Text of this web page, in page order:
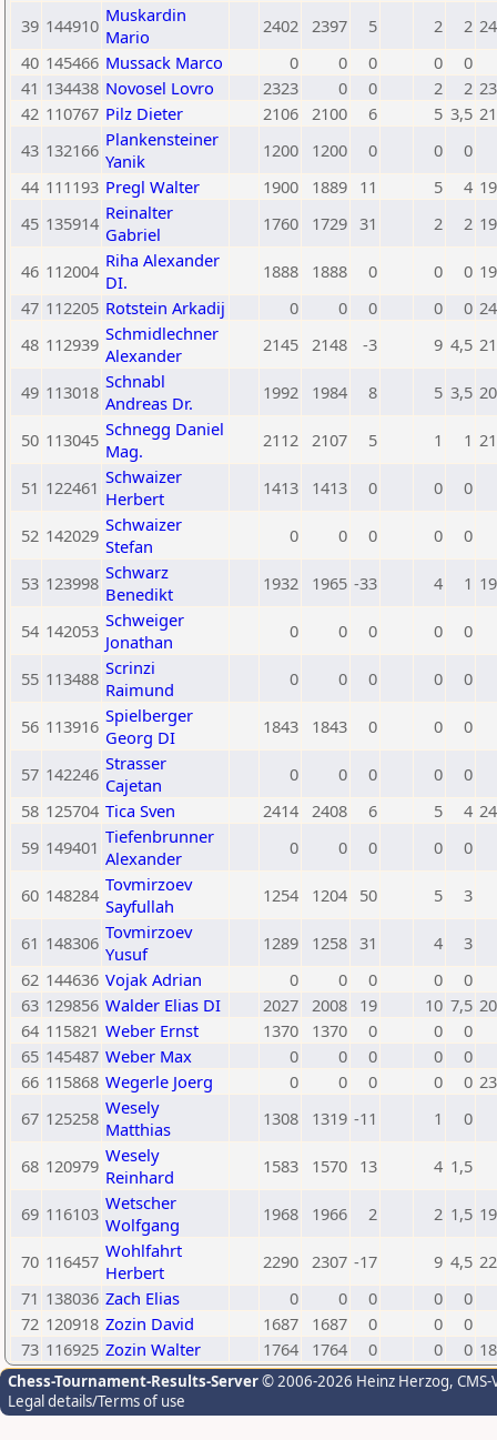
39 144910 Muskardin
Mario
2402 2397 5 2 2
40 145466 Mussack Marco 0 0 0 0
0
41 134438 Novosel Lovro 2323 0 0 2 2
42 110767 Pilz Dieter 2106 2100 6 5 3,5
43 132166 Plankensteiner
Yanik
1200 1200 0 0
0
44 111193 Pregl Walter 1900 1889 11 5 4
45 135914 Reinalter
Gabriel
1760 1729 31 2 2
46 112004 Riha Alexander
DI.
1888 1888 0 0 0
47 112205 Rotstein Arkadij 0 0 0 0 0
48 112939 Schmidlechner
Alexander
2145 2148 -3 9 4,5
49 113018 Schnabl
Andreas Dr.
1992 1984 8 5 3,5
50 113045 Schnegg Daniel
Mag.
2112 2107 5 1 1
51 122461 Schwaizer
Herbert
1413 1413 0 0 0
52 142029 Schwaizer
Stefan
0 0 0 0 0
53 123998 Schwarz
Benedikt
1932 1965 -33 4 1
54 142053 Schweiger
Jonathan
0 0 0 0 0
55 113488 Scrinzi
Raimund
0 0 0 0 0
56 113916 Spielberger
Georg DI
1843 1843 0 0 0
57 142246 Strasser
Cajetan
0 0 0 0
0
58 125704 Tica Sven 2414 2408 6 5 4
59 149401 Tiefenbrunner
Alexander
0 0 0 0 0
60 148284 Tovmirzoev
Sayfullah
1254 1204 50 5 3
61 148306 Tovmirzoev
Yusuf
1289 1258 31 4
3
62 144636 Vojak Adrian 0 0 0 0
0
63 129856 Walder Elias DI 2027 2008 19 10 7,5
64 115821 Weber Ernst 1370 1370 0 0
0
65 145487 Weber Max 0 0 0 0
0
66 115868 Wegerle Joerg 0 0 0 0 0
67 125258 Wesely
Matthias
1308 1319 -11 1 0
68 120979 Wesely
Reinhard
1583 1570 13 4 1,5
69 116103 Wetscher
Wolfgang
1968 1966 2 2 1,5
70 116457 Wohlfahrt
Herbert
2290 2307 -17 9 4,5
71 138036 Zach Elias 0 0 0 0
0
72 120918 Zozin David 1687 1687 0 0
0
73 116925 Zozin Walter 1764 1764 0 0 0
Chess-Tournament-Results-Server© 2006-2026 Heinz Herzog,
Legal details/Terms of use